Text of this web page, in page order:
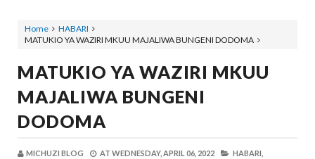
Home
HABARI
MATUKIO YA WAZIRI MKUU MAJALIWA BUNGENI DODOMA
MATUKIO YA WAZIRI MKUU
MAJALIWA BUNGENI
DODOMA
MICHUZI BLOG AT WEDNESDAY, APRIL 06, 2022 HABARI,